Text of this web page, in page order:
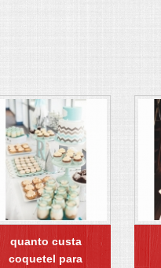
quanto custa
coquetel para